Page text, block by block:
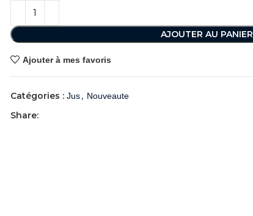
AJOUTER AU PANIER
Ajouter à mes favoris
Catégories : Jus, Nouveaute
Share: